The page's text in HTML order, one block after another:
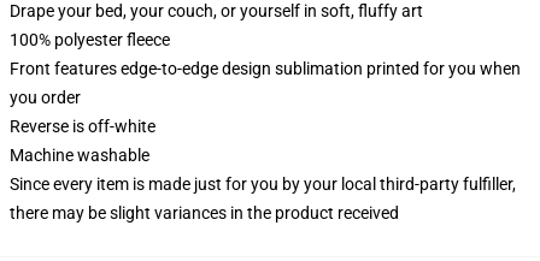
Drape your bed, your couch, or yourself in soft, fluffy art
100% polyester fleece
Front features edge-to-edge design sublimation printed for you when
you order
Reverse is off-white
Machine washable
Since every item is made just for you by your local third-party fulfiller,
there may be slight variances in the product received